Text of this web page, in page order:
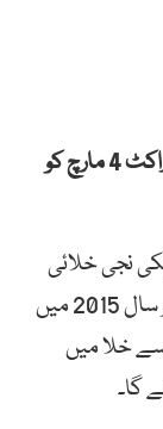
واشنگٹن: سات سال قبل خلا میں بھیجا گیا راکٹ 4 مارچ کو
نجی خلائی
ادارے اسپیس ایکس کا راکٹ فالکن نائن جو سال 2015 میں
خلا میں